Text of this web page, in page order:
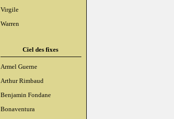
Virgile
Warren
Ciel des fixes
Armel Guerne
Arthur Rimbaud
Benjamin Fondane
Bonaventura